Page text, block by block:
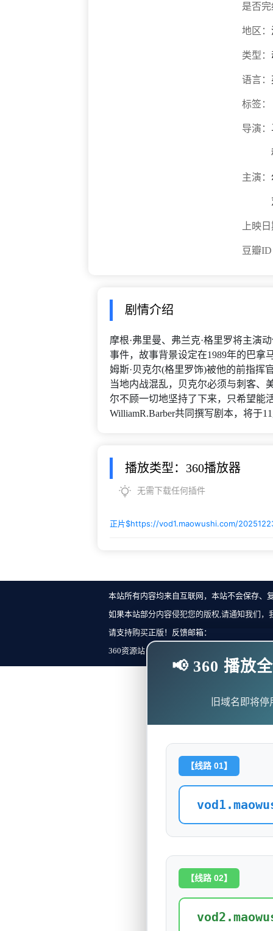
是否
地区：
类型：
语言：
标签：
导演：
主演：
上映
豆瓣
剧情介绍
摩根·弗里曼、弗兰克·格里罗将主演
事件，故事背景设定在1989年的巴拿
姆斯·贝克尔(格里罗饰)被他的前指挥
当地内战混乱，贝克尔必须与刺客、
尔不顾一切地坚持了下来，只希望能
WilliamR.Barber共同撰写剧本，将于
播放类型：360播放器
无需下载任何插件
正片$https://vod1.maowushi.com/
本站所有内容均来自互联网，本站不会保存、
如果本站部分内容侵犯您的版权,请通知我们
请支持购买正版！反馈邮箱：
360资源站 Copyright ©2018-2023 All Rights
📢 360 播放
旧域名即将
【线路 01】
【线路 02】